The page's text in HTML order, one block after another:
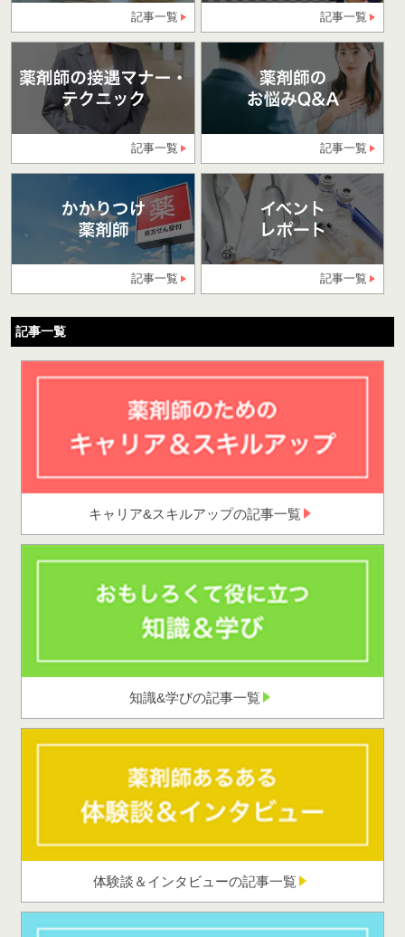
記事一覧 記事一覧
記事一覧 記事一覧
記事一覧 記事一覧
記事一覧
キャリア&スキルアップの記事一覧
知識&学びの記事一覧
体験談＆インタビューの記事一覧